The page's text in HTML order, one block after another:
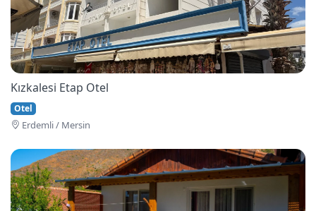
Kızkalesi Etap Otel
Otel
Erdemli / Mersin